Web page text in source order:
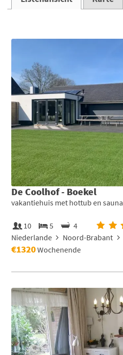
De Coolhof - Boekel
vakantiehuis met hottub en sauna
10 5
4
Niederlande
Noord-Brabant
€1320Wochenende